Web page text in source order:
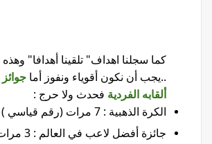
كما سجلنا اهداف" تلقينا أهدافا"
..يجب أن نكون أقوياء ونفوز أما
ألقابه الفردية فحدث ولا حرج :
الكرة الذهبية : 7 مرات (رقم قياسي ) .
جائزة أفضل لاعب في العالم : 3 مرات .